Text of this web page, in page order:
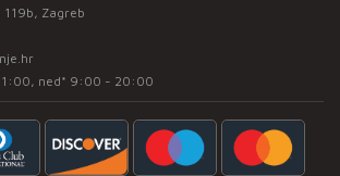
Zagreb
ned* 9:00 - 20:00